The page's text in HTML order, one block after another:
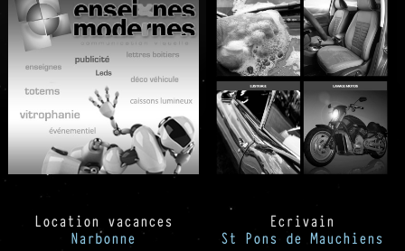
Location vacances
Narbonne
Ecrivain
St Pons de Mauchiens